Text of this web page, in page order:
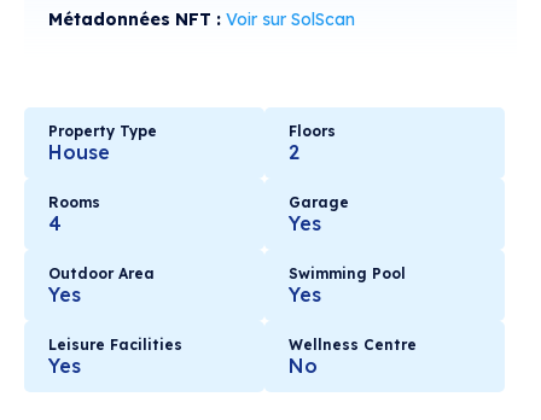
Métadonnées NFT : Voir sur SolScan
Property Type
House
Floors
2
Rooms
4
Garage
Yes
Outdoor Area
Yes
Swimming Pool
Yes
Leisure Facilities
Yes
Wellness Centre
No